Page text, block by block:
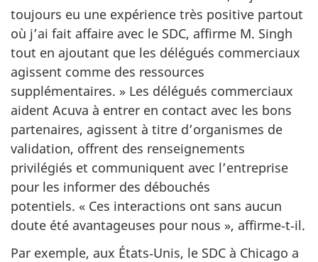
toujours eu une expérience très positive partout
où j’ai fait affaire avec le SDC, affirme M. Singh
tout en ajoutant que les délégués commerciaux
agissent comme des ressources
supplémentaires. » Les délégués commerciaux
aident Acuva à entrer en contact avec les bons
partenaires, agissent à titre d’organismes de
validation, offrent des renseignements
privilégiés et communiquent avec l’entreprise
pour les informer des débouchés
potentiels. « Ces interactions ont sans aucun
doute été avantageuses pour nous », affirme‑t‑il.
Par exemple, aux États‑Unis, le SDC à Chicago a